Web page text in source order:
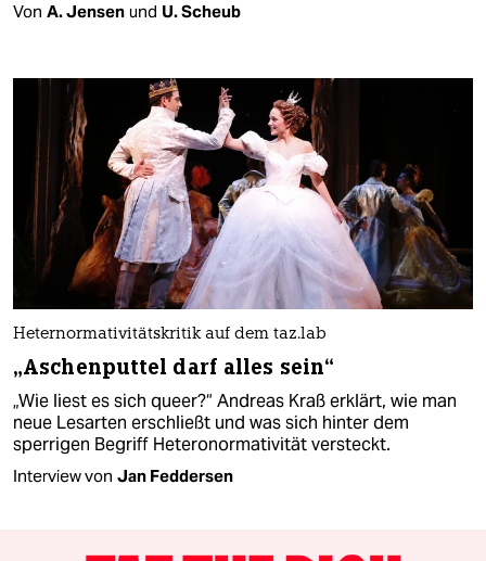
Von A. Jensen und U. Scheub
Heternormativitätskritik auf dem taz.lab
„Aschenputtel darf alles sein“
„Wie liest es sich queer?“ Andreas Kraß erklärt, wie man
neue Lesarten erschließt und was sich hinter dem
sperrigen Begriff Heteronormativität versteckt.
Interview von Jan Feddersen